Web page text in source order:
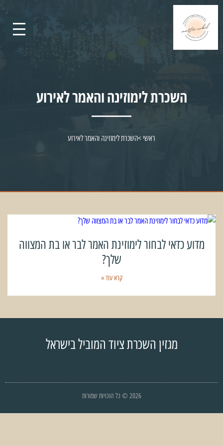
השכרת לימוזינה והאמר לאירוע
ראשי>השכרת לימוזינה והאמר לאירוע
מדוע כדאי לבחור לימוזינת האמר לבר או בת המצווה
שלך?
קרא עוד »
מגזין השכרת ציוד המוביל בישראל
2026 © כל הזכויות שמורות